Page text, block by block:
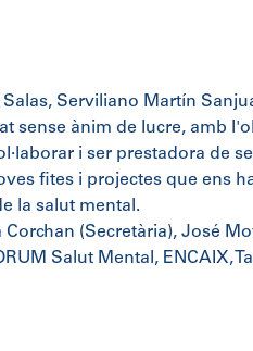
Serviliano Martín
sense ànim de lucre, amb
i ser prestadora de
fites i projectes que ens
la salut mental.
(Secretària), José
Salut Mental, ENCAIX,